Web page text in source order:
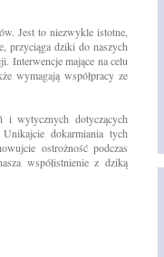
Jest to niezwykle istotne,
przyciąga dziki do naszych
Interwencje mające na celu
wymagają współpracy ze
i wytycznych dotyczących
dokarmiania tych
ostrożność podczas
współistnienie z dziką